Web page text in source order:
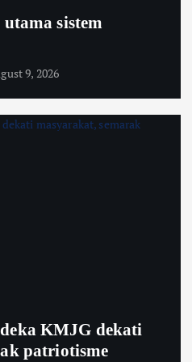
sistem
9, 2026
KMJG dekati
patriotisme